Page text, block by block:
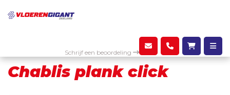
Schrijf een beoordeling
Chablis plank click
Chablis plank click